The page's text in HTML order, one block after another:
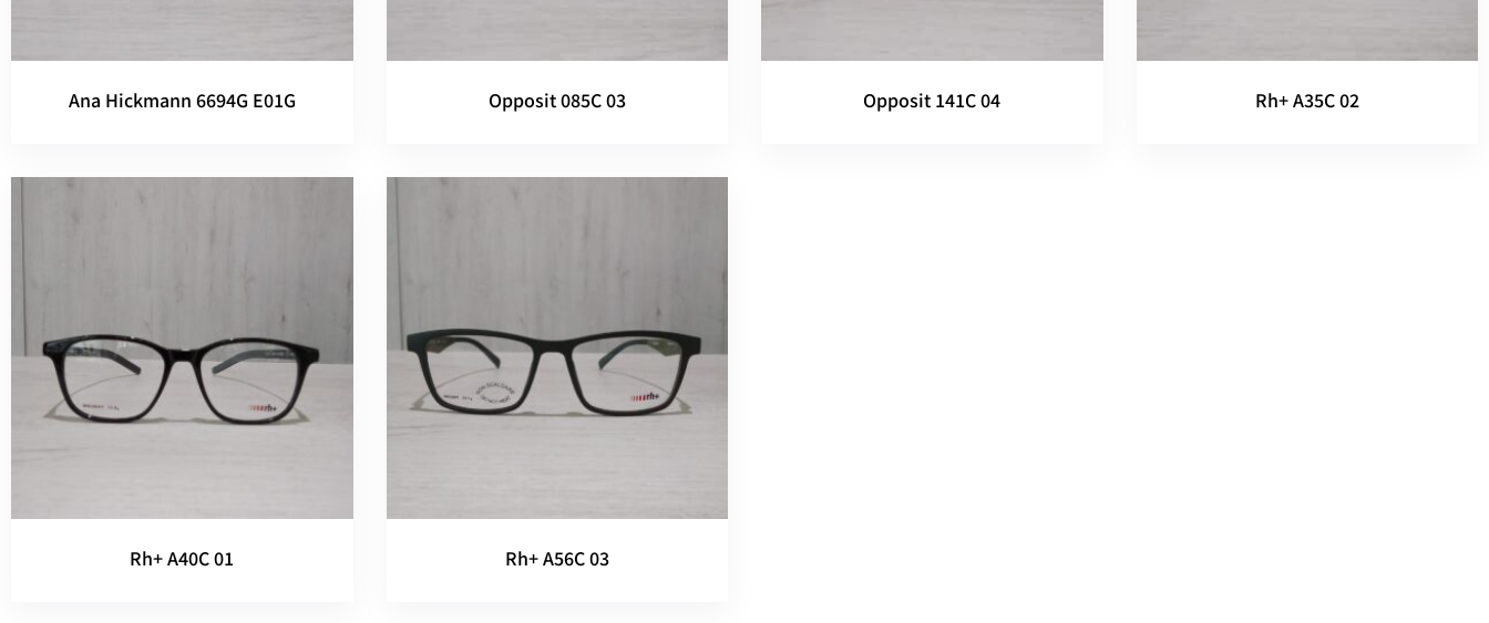
Ana Hickmann 6694G E01G Opposit 085C 03 Opposit 141C 04 Rh+ A35C 02
Rh+ A40C 01 Rh+ A56C 03